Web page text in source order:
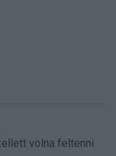
volna feltenni